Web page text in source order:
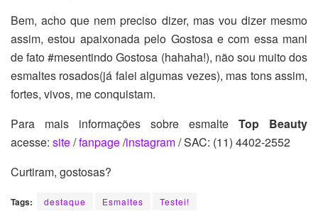
Bem, acho que nem preciso dizer, mas vou dizer mesmo
assim, estou apaixonada pelo Gostosa e com essa mani
de fato #mesentindo Gostosa (hahaha!), não sou muito dos
esmaltes rosados(já falei algumas vezes), mas tons assim,
fortes, vivos, me conquistam.
Para mais informações sobre esmalte Top Beauty
acesse: site/fanpage/instagram/ SAC: (11) 4402-2552
Curtiram, gostosas?
Tags: destaque Esmaltes Testei!